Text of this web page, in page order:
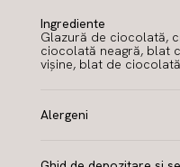
Ingrediente
Glazură de ciocolată,
ciocolată neagră, blat
vișine, blat de
Alergeni